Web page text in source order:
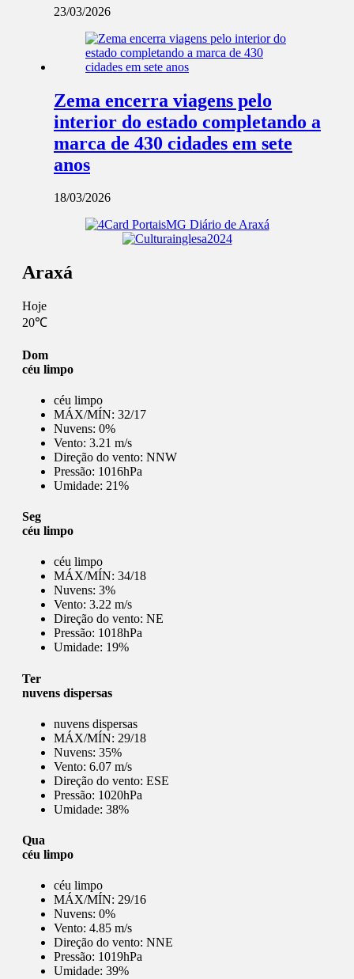
23/03/2026
Zema encerra viagens pelo
interior do estado completando a
marca de 430 cidades em sete
anos
18/03/2026
Araxá
Hoje
20℃
Dom
céu limpo
céu limpo
MÁX/MÍN: 32/17
Nuvens: 0%
Vento: 3.21 m/s
Direção do vento: NNW
Pressão: 1016hPa
Umidade: 21%
Seg
céu limpo
céu limpo
MÁX/MÍN: 34/18
Nuvens: 3%
Vento: 3.22 m/s
Direção do vento: NE
Pressão: 1018hPa
Umidade: 19%
Ter
nuvens dispersas
nuvens dispersas
MÁX/MÍN: 29/18
Nuvens: 35%
Vento: 6.07 m/s
Direção do vento: ESE
Pressão: 1020hPa
Umidade: 38%
Qua
céu limpo
céu limpo
MÁX/MÍN: 29/16
Nuvens: 0%
Vento: 4.85 m/s
Direção do vento: NNE
Pressão: 1019hPa
Umidade: 39%